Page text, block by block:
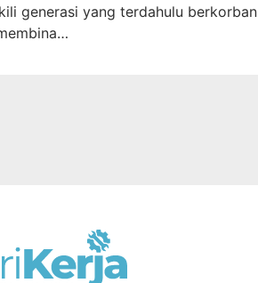
generasi yang terdahulu berkorban